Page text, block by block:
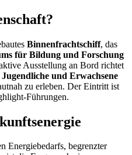
Binnenfrachtschiff, das
für Bildung und Forschung
Ausstellung an Bord richtet
und Erwachsene
zu erleben. Der Eintritt ist
Führungen.
Energiebedarfs, begrenzter